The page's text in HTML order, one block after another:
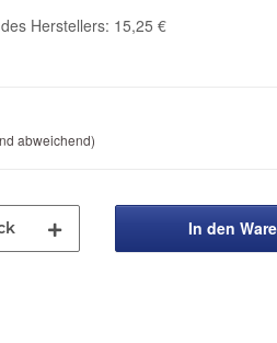
Herstellers: 15,25 €
abweichend)
In den